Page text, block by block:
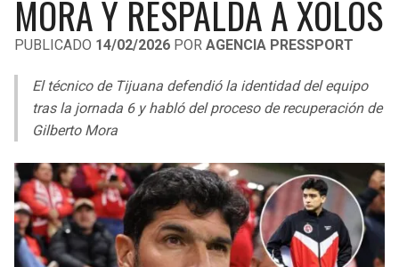
LIGA DE EXPANSIÓN MX
LEAGUES CUP
UEFA EUROPA LEAGUE
UEFA CONFERENCE LEAGUE
MLS
COPA LIBERTADORES
COPA SUDAMERICANA
LIGA BETPLAY
OTRAS LIGAS
MORA Y RESPALDA A XOLOS
PUBLICADO 14/02/2026 POR AGENCIA PRESSPORT
El técnico de Tijuana defendió la identidad del equipo
tras la jornada 6 y habló del proceso de recuperación de
Gilberto Mora